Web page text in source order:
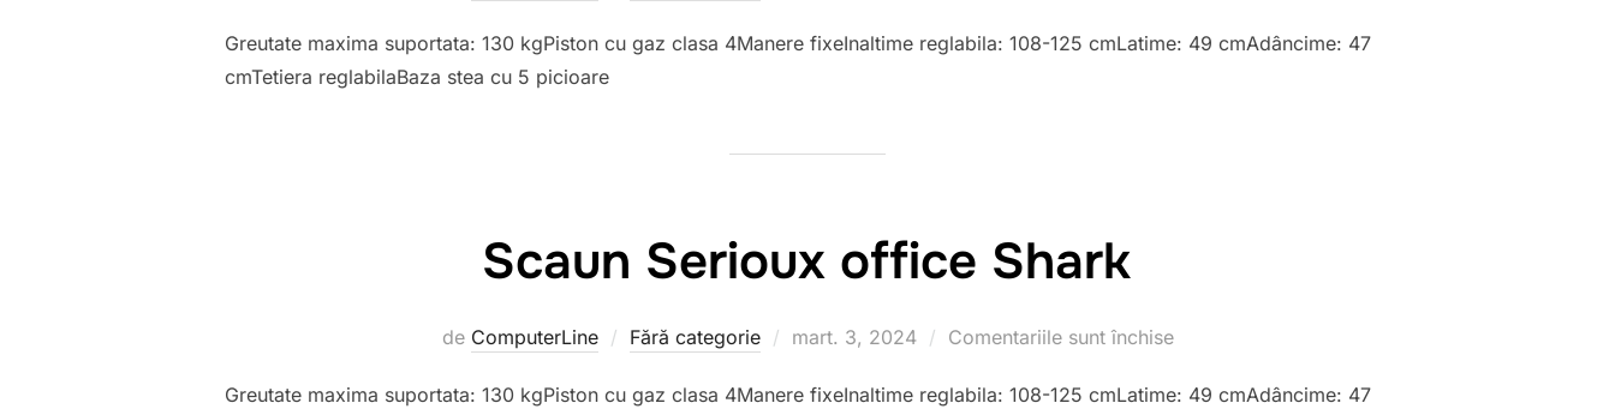
Greutate maxima suportata: 130 kgPiston cu gaz clasa 4Manere fixeInaltime reglabila: 108-125 cmLatime: 49 cmAdâncime: 47
cmTetiera reglabilaBaza stea cu 5 picioare
Scaun Serioux office Shark
de ComputerLine Fără categorie
Publicat
mart. 3, 2024 Comentariile sunt închise
Greutate maxima suportata: 130 kgPiston cu gaz clasa 4Manere fixeInaltime reglabila: 108-125 cmLatime: 49 cmAdâncime: 47